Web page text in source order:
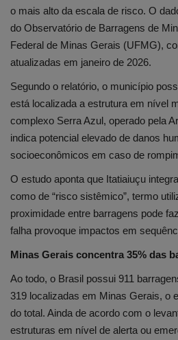
o mais alto da escala de risco. O
do Observatório de Barragens de
Federal de Minas Gerais (UFMG),
atualizadas em janeiro de 2026.
Segundo o relatório, o município
está localizada a estrutura em nível
complexo Serra Azul, operado pela
indica potencial elevado de danos
socioeconômicos em caso de
O estudo aponta que Itatiaiuçu
como de “risco sistêmico”, termo
proximidade entre barragens pode
falha provoque impactos em
Minas Gerais concentra 35% das
Ao todo, o Brasil possui 911
319 localizadas em Minas Gerais, o
do total. Ainda de acordo com o
estruturas em nível de alerta ou